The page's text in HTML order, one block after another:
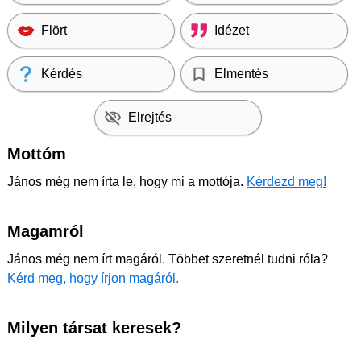
Flört Idézet
Kérdés Elmentés
Elrejtés
Mottóm
János még nem írta le, hogy mi a mottója. Kérdezd meg!
Magamról
János még nem írt magáról. Többet szeretnél tudni róla?
Kérd meg, hogy írjon magáról.
Milyen társat keresek?